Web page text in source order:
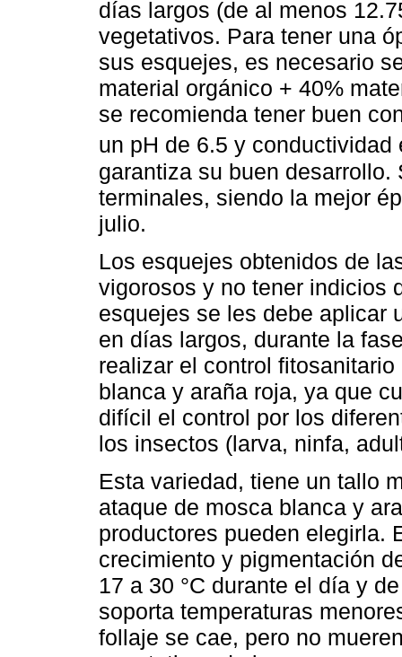
días largos (de al menos
vegetativos. Para tener una
sus esquejes, es necesario
material orgánico + 40%
se recomienda tener buen
un pH de 6.5 y
garantiza su buen
terminales, siendo la mejor
julio.
Los esquejes obtenidos de
vigorosos y no tener indicios
esquejes se les debe aplicar
en días largos, durante la
realizar el control
blanca y araña roja, ya que
difícil el control por los
los insectos (larva, ninfa,
Esta variedad, tiene un tallo
ataque de mosca blanca y
productores pueden elegirla.
crecimiento y pigmentación
17 a 30 °C durante el día y
soporta temperaturas
follaje se cae, pero no